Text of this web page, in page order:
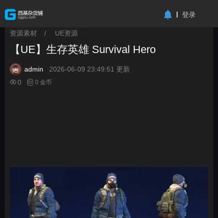
登录
资源素材 / UE资源
【UE】生存英雄 Survival Hero
admin
2026-06-09 23:49:51 更新
0
0 金币